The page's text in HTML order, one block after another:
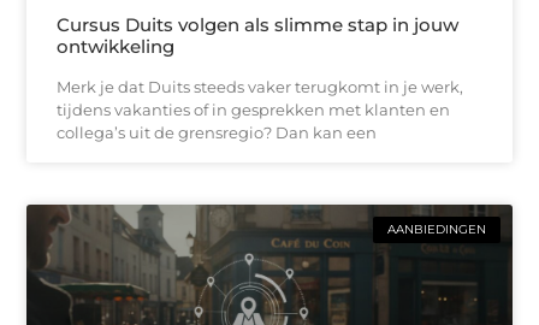
Cursus Duits volgen als slimme stap in jouw
ontwikkeling
Merk je dat Duits steeds vaker terugkomt in je werk,
tijdens vakanties of in gesprekken met klanten en
collega’s uit de grensregio? Dan kan een
AANBIEDINGEN